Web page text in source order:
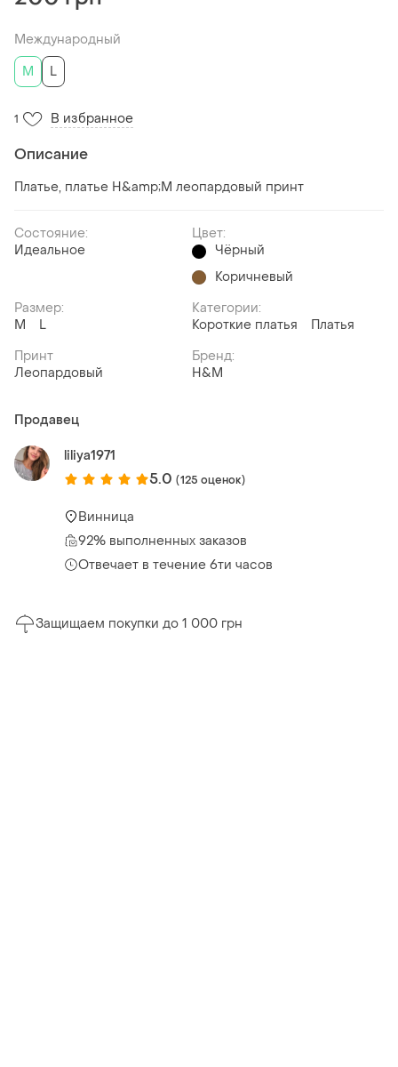
Международный
M
L
1 В избранное
Описание
Платье, платье H&amp;M леопардовый принт
Состояние:
Идеальное
Цвет:
Чёрный
Коричневый
Размер:
M
L
Категории:
Короткие платья
Платья
Принт
Леопардовый
Бренд:
H&M
Продавец
liliya1971
5.0 (125 оценок)
Винница
92% выполненных заказов
Отвечает в течение 6ти часов
Защищаем покупки до 1 000 грн